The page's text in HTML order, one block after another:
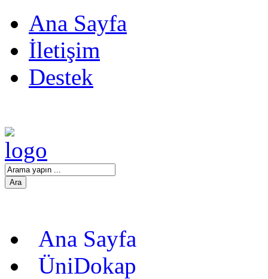
Ana Sayfa
İletişim
Destek
Ana Sayfa
ÜniDokap